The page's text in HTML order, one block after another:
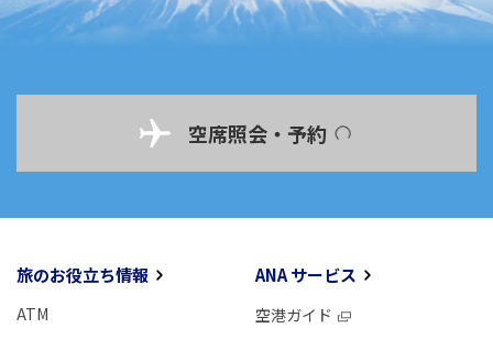
空席照会・予約
旅のお役立ち情報
ATM
ANA サービス
空港ガイド